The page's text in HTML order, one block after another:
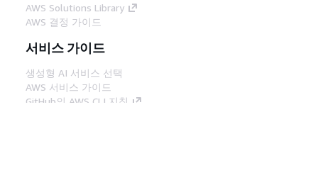
AWS Solutions Library
AWS 결정 가이드
서비스 가이드
생성형 AI 서비스 선택
AWS 서비스 가이드
GitHub의 AWS CLI 지침